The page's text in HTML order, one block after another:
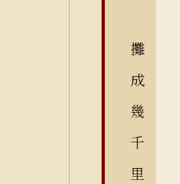
攤
成
幾
千
里